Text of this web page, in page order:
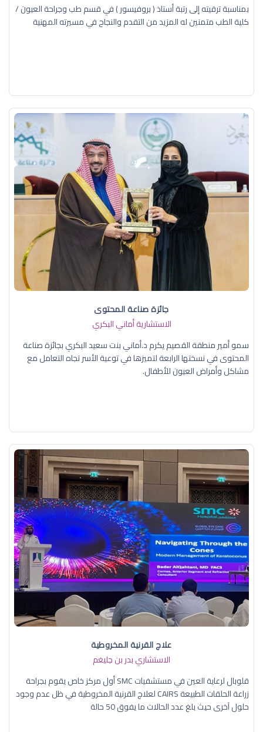
بمناسبة ترقيته إلى رتبة أستاذ ( بروفيسور ) في قسم طب وجراحة العيون /
كلية الطب متمنين له المزيد من التقدم والنجاح في مسيرته المهنية
جائزة صناعة المحتوى
الاستشارية أماني البكري
سمو أمير منطقة القصيم يكرم د.أماني بنت سعيد البكري بجائزة صناعة
المحتوى في نسختها الرابعة لتميزها في توعية الأسر تجاه التعامل مع
مشاكل وأمراض العيون للأطفال.
علاج القرنية المخروطية
الاستشاري بدر بن جليغم
قلوبال لرعاية العين في مستشفيات SMC أول مركز خاص يقوم بجراحة
زراعة الحلقات الطبيعة CAIRS لعلاج القرنية المخروطية في ظل عدم وجود
حلول آخرى حيث بلغ عدد الحالات ما يفوق 50 حالة